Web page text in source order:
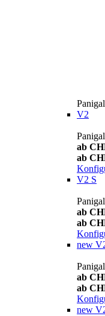
V2
ab
ab
V2 S
ab
ab
new
ab
ab
new